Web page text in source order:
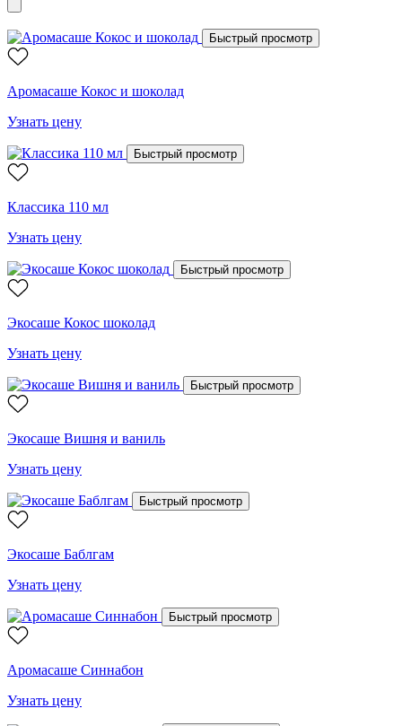
Быстрый просмотр
Аромасаше Кокос и шоколад
Узнать цену
Быстрый просмотр
Классика 110 мл
Узнать цену
Быстрый просмотр
Экосаше Кокос шоколад
Узнать цену
Быстрый просмотр
Экосаше Вишня и ваниль
Узнать цену
Быстрый просмотр
Экосаше Баблгам
Узнать цену
Быстрый просмотр
Аромасаше Синнабон
Узнать цену